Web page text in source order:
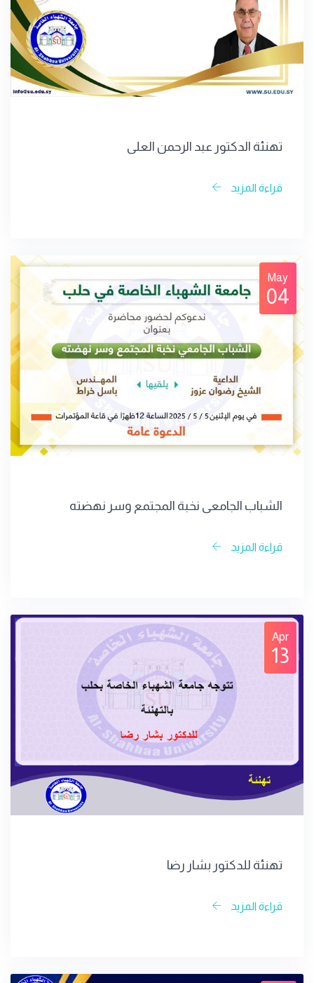
تهنئة الدكتور عبد الرحمن العلي
قراءة المزيد
May
04
الشباب الجامعي نخبة المجتمع وسر نهضته
قراءة المزيد
Apr
13
تهنئة للدكتور بشار رضا
قراءة المزيد